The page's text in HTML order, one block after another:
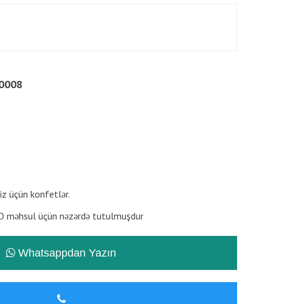
üçün konfetlər.
üçün nəzərdə tutulmuşdur
Whatsappdan Yazın